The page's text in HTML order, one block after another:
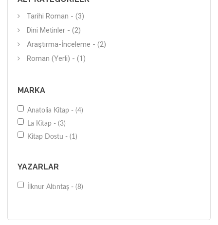
Tarihi Roman - (3)
Dini Metinler - (2)
Araştırma-İnceleme - (2)
Roman (Yerli) - (1)
MARKA
Anatolia Kitap - (4)
La Kitap - (3)
Kitap Dostu - (1)
YAZARLAR
İlknur Altıntaş - (8)